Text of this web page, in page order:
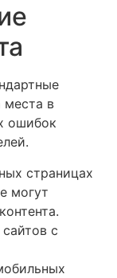
места в
ошибок
страницах
могут
с